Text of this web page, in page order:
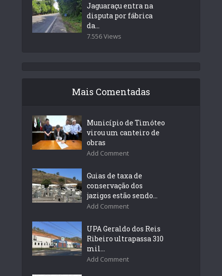
Jaguaraçu entra na
disputa por fábrica
da...
7.556 Views
Mais Comentadas
Município de Timóteo
virou um canteiro de
obras
Add Comment
Guias de taxa de
conservação dos
jazigos estão sendo...
Add Comment
UPA Geraldo dos Reis
Ribeiro ultrapassa 310
mil...
Add Comment